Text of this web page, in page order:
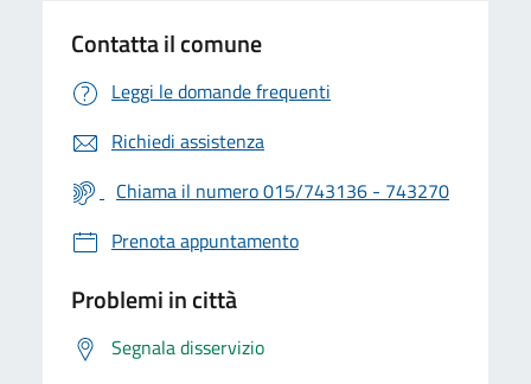
Contatta il comune
Leggi le domande frequenti
Richiedi assistenza
Chiama il numero 015/743136 - 743270
Prenota appuntamento
Problemi in città
Segnala disservizio